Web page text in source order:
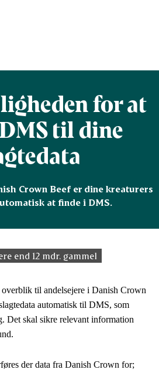
for at
til dine
Crown Beef er dine kreaturers
at finde i DMS.
end 12 mdr. gammel
overblik til andelsejere i Danish Crown
automatisk til DMS, som
Det skal sikre relevant information
der data fra Danish Crown for;